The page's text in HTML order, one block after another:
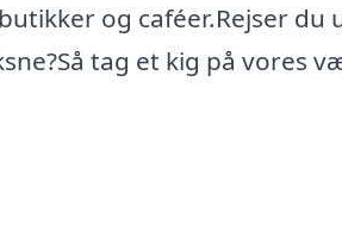
og caféer.Rejser
tag et kig på vores